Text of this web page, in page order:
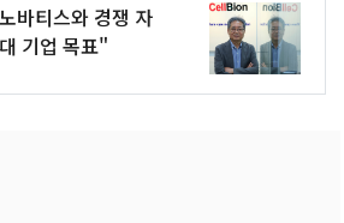
바티스와 경쟁 자
기업 목표"